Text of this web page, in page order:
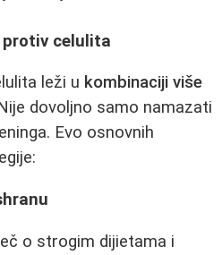
celulita
leži u kombinaciji više
dovoljno samo namazati
Evo osnovnih
o strogim dijietama i